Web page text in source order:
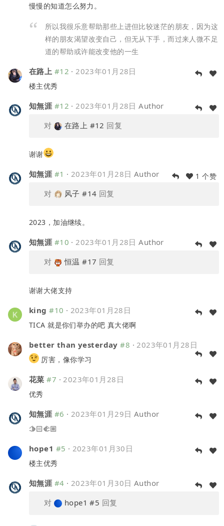
慢慢的知道怎么努力。
所以我很乐意帮助那些上进但比较迷茫的朋友，因为这
样的朋友渴望改变自己，但无从下手，而过来人微不足
道的帮助或许能改变他的一生
在路上 #12 ·2023年01月28日
楼主优秀
知無涯 #12 ·2023年01月28日 Author
对
在路上 #12 回复
谢谢
知無涯 #1 · 2023年01月28日 Author 1 个赞
对 风子 #14 回复
2023，加油继续。
知無涯 #10 ·2023年01月28日 Author
对
恒温 #17 回复
谢谢大佬支持
king #10 · 2023年01月28日
TICA 就是你们举办的吧 真大佬啊
better than yesterday #8 ·2023年01月28日
厉害，像你学习
花菜 #7 ·2023年01月28日
优秀
知無涯 #6 · 2023年01月29日 Author
🫱🏻‍🫲🏼
hope1 #5 · 2023年01月30日
楼主优秀
知無涯 #4 · 2023年01月30日 Author
对
hope1 #5 回复